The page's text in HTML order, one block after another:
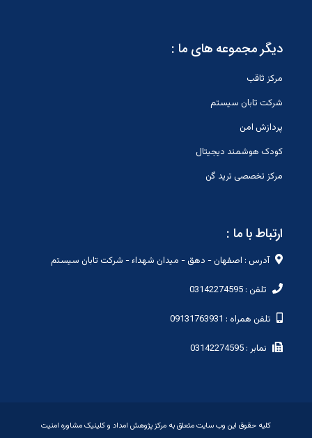
دیگر مجموعه های ما :
مرکز ثاقب
شرکت تابان سیستم
پردازش امن
کودک هوشمند دیجیتال
مرکز تخصصی ترید گن
ارتباط با ما :
آدرس : اصفهان - دهق - میدان شهداء - شرکت تابان سیستم
تلفن : 03142274595
تلفن همراه : 09131763931
نمابر : 03142274595
کلیه حقوق این وب سایت متعلق به مرکز پژوهش امداد و کلینیک مشاوره امنیت